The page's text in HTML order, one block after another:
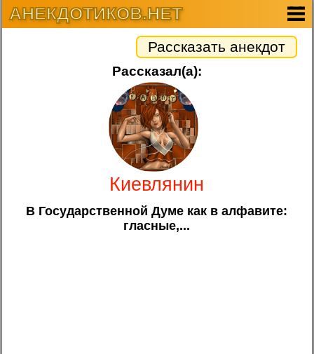
АНЕКДОТИКОВ.НЕТ
Рассказать анекдот
Рассказал(а):
Киевлянин
В Государственной Думе как в алфавите:
гласные,...